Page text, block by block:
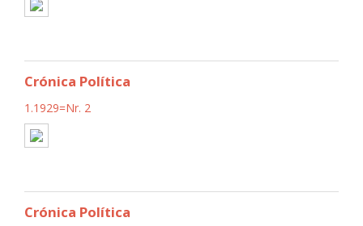
Crónica Política
1.1929=Nr. 2
Crónica Política